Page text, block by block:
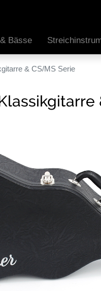
Bässe
& CS/MS Serie